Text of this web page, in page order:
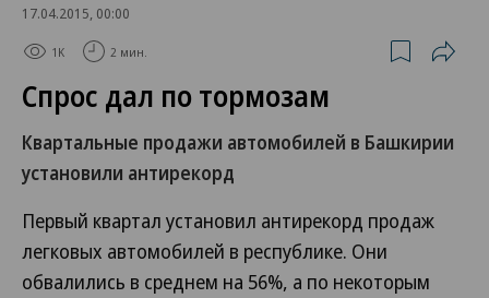
17.04.2015, 00:00
1K 2 мин.
Спрос дал по тормозам
Квартальные продажи автомобилей в Башкирии
установили антирекорд
Первый квартал установил антирекорд продаж
легковых автомобилей в республике. Они
обвалились в среднем на 56%, а по некоторым